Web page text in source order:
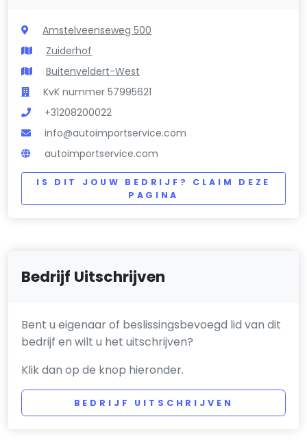
Amstelveenseweg 500
Zuiderhof
Buitenveldert-West
KvK nummer 57995621
+31208200022
info@autoimportservice.com
autoimportservice.com
IS DIT JOUW BEDRIJF? CLAIM DEZE
PAGINA
Bedrijf Uitschrijven
Bent u eigenaar of beslissingsbevoegd lid van dit
bedrijf en wilt u het uitschrijven?
Klik dan op de knop hieronder.
BEDRIJF UITSCHRIJVEN